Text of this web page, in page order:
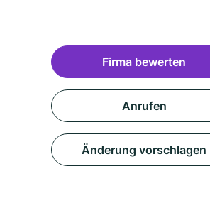
Firma bewerten
Anrufen
Änderung vorschlagen